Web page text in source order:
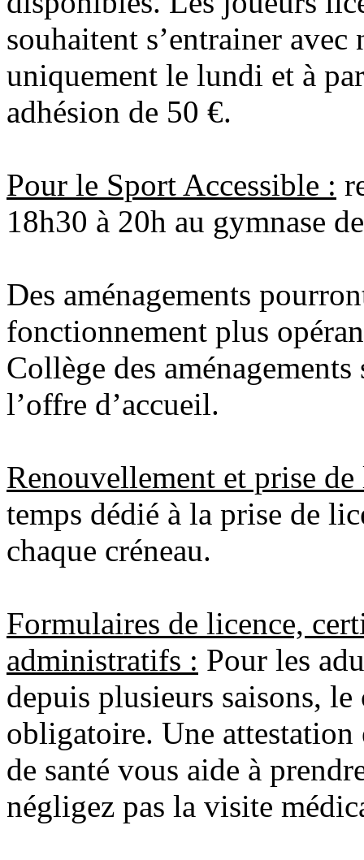
souhaitent s’entrainer
uniquement le lundi et à
adhésion de 50 €.
Pour le Sport Accessible :
18h30 à 20h au gymnase
Des aménagements
fonctionnement plus
Collège des
l’offre d’accueil.
Renouvellement et prise
temps dédié à la prise de
chaque créneau.
Formulaires de licence,
administratifs : Pour les
depuis plusieurs saisons,
obligatoire. Une attestation
de santé vous aide à
négligez pas la visite